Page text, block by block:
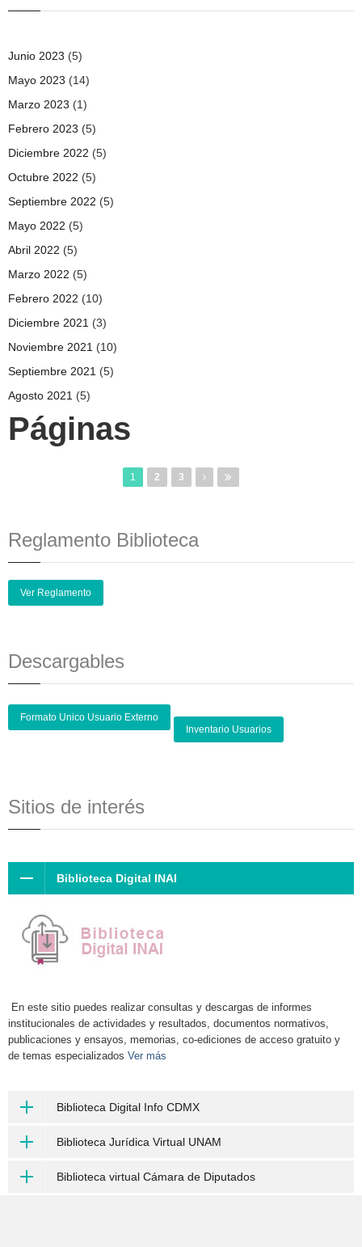
Junio 2023 (5)
Mayo 2023 (14)
Marzo 2023 (1)
Febrero 2023 (5)
Diciembre 2022 (5)
Octubre 2022 (5)
Septiembre 2022 (5)
Mayo 2022 (5)
Abril 2022 (5)
Marzo 2022 (5)
Febrero 2022 (10)
Diciembre 2021 (3)
Noviembre 2021 (10)
Septiembre 2021 (5)
Agosto 2021 (5)
Páginas
1 2 3
Reglamento Biblioteca
Ver Reglamento
Descargables
Formato Unico Usuario Externo
Inventario Usuarios
Sitios de interés
Biblioteca Digital INAI
En este sitio puedes realizar consultas y descargas de informes
institucionales de actividades y resultados, documentos normativos,
publicaciones y ensayos, memorias, co-ediciones de acceso gratuito y
de temas especializados Ver más
Biblioteca Digital Info CDMX
Biblioteca Jurídica Virtual UNAM
Biblioteca virtual Cámara de Diputados